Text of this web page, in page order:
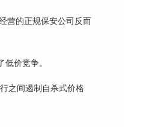
营的正规保安公司反而
价竞争。
之间遏制自杀式价格